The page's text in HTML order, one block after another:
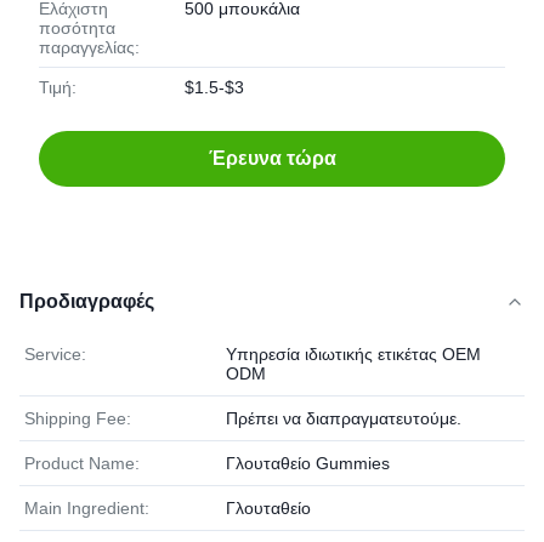
Ελάχιστη
ποσότητα
παραγγελίας:
500 μπουκάλια
Τιμή: $1.5-$3
Έρευνα τώρα
Προδιαγραφές
Service:
Υπηρεσία ιδιωτικής ετικέτας OEM
ODM
Shipping Fee: Πρέπει να διαπραγματευτούμε.
Product Name: Γλουταθείο Gummies
Main Ingredient: Γλουταθείο